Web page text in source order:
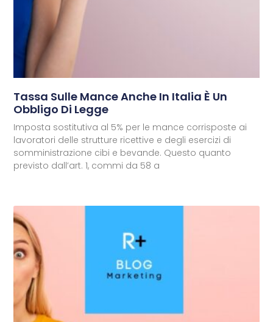
Tassa Sulle Mance Anche In Italia È Un
Obbligo Di Legge
Imposta sostitutiva al 5% per le mance corrisposte ai
lavoratori delle strutture ricettive e degli esercizi di
somministrazione cibi e bevande. Questo quanto
previsto dall’art. 1, commi da 58 a